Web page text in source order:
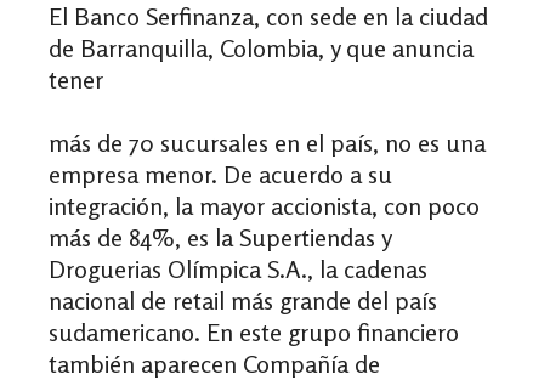
El Banco Serfinanza, con sede en la ciudad
de Barranquilla, Colombia, y que anuncia
tener
más de 70 sucursales en el país, no es una
empresa menor. De acuerdo a su
integración, la mayor accionista, con poco
más de 84%, es la Supertiendas y
Droguerias Olímpica S.A., la cadenas
nacional de retail más grande del país
sudamericano. En este grupo financiero
también aparecen Compañía de